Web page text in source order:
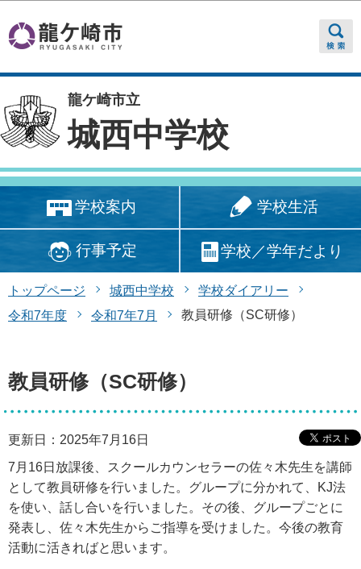
龍ケ崎市立
城西中学校
学校案内 学校生活
行事予定 学校／学年だより
トップページ 城西中学校
学校ダイアリー
令和7年度
令和7年7月 教員研修（SC研修）
教員研修（SC研修）
更新日：2025年7月16日
7月16日放課後、スクールカウンセラーの佐々木先生を講師
として教員研修を行いました。グループに分かれて、KJ法
を使い、話し合いを行いました。その後、グループごとに
発表し、佐々木先生からご指導を受けました。今後の教育
活動に活きればと思います。